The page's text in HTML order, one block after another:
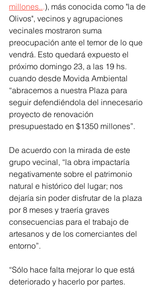
millones...), más conocida como "la de
Olivos", vecinos y agrupaciones
vecinales mostraron suma
preocupación ante el temor de lo que
vendrá. Esto quedará expuesto el
próximo domingo 23, a las 19 hs.
cuando desde Movida Ambiental
“abracemos a nuestra Plaza para
seguir defendiéndola del innecesario
proyecto de renovación
presupuestado en $1350 millones”.
De acuerdo con la mirada de este
grupo vecinal, “la obra impactaría
negativamente sobre el patrimonio
natural e histórico del lugar; nos
dejaría sin poder disfrutar de la plaza
por 8 meses y traería graves
consecuencias para el trabajo de
artesanos y de los comerciantes del
entorno”.
“Sólo hace falta mejorar lo que está
deteriorado y hacerlo por partes.